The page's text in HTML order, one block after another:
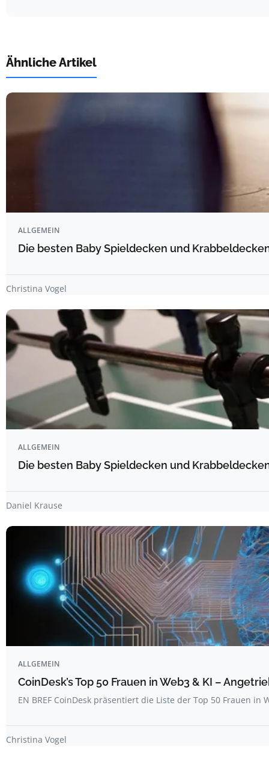
Ähnliche Artikel
ALLGEMEIN
Die besten Baby Spieldecken und
Christina Vogel
ALLGEMEIN
Die besten Baby Spieldecken und
Daniel Krause
ALLGEMEIN
CoinDesk’s Top 50 Frauen in Web3 & KI –
EN BREF CoinDesk präsentiert die Liste der Top 50 Frauen in
Christina Vogel